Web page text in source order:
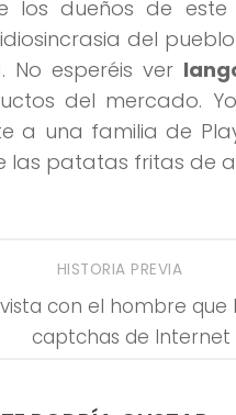
los dueños de
del
No esperéis ver
del mercado.
a una familia de
las patatas fritas de
HISTORIA PREVIA
con el hombre que
captchas de Internet